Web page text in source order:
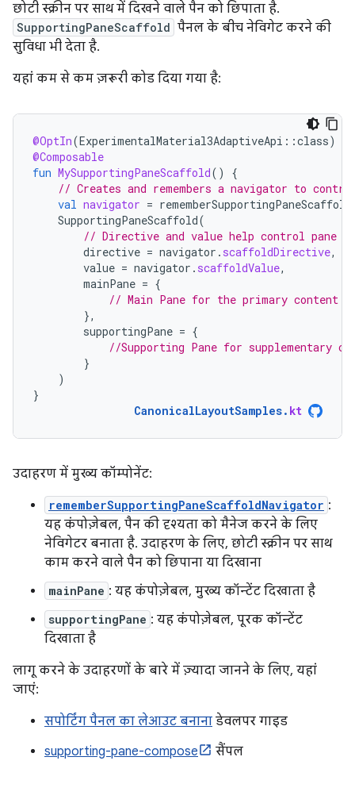
छोटी स्क्रीन पर साथ में दिखने वाले पैन को छिपाता है.
SupportingPaneScaffold पैनल के बीच नेविगेट करने की
सुविधा भी देता है.
यहां कम से कम ज़रूरी कोड दिया गया है:
@OptIn(ExperimentalMaterial3AdaptiveApi ::class)
@Composable
fun MySupportingPaneScaffold()
{
// Creates and remembers a navigator to
val navigator =
SupportingPaneScaffold(
// Directive and value help control pane
directive = navigator . scaffoldDirective,
value = navigator . scaffoldValue,
mainPane = {
// Main Pane for the primary content
},
supportingPane = {
//Supporting Pane for supplementary
}
)
}
CanonicalLayoutSamples. kt
उदाहरण में मुख्य कॉम्पोनेंट:
rememberSupportingPaneScaffoldNavigator :
यह कंपोज़ेबल, पैन की दृश्यता को मैनेज करने के लिए
नेविगेटर बनाता है. उदाहरण के लिए, छोटी स्क्रीन पर साथ
काम करने वाले पैन को छिपाना या दिखाना
mainPane : यह कंपोज़ेबल, मुख्य कॉन्टेंट दिखाता है
supportingPane : यह कंपोज़ेबल, पूरक कॉन्टेंट
दिखाता है
लागू करने के उदाहरणों के बारे में ज़्यादा जानने के लिए, यहां
जाएं:
सपोर्टिंग पैनल का लेआउट बनाना डेवलपर गाइड
supporting-pane-compose
सैंपल